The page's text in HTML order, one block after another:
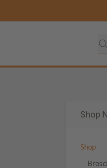
Shop
Shop